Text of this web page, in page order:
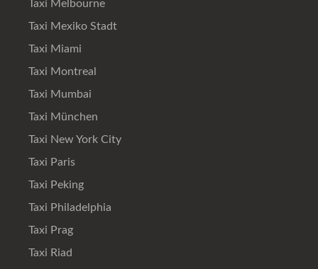
Taxi Melbourne
Taxi Mexiko Stadt
Taxi Miami
Taxi Montreal
Taxi Mumbai
Taxi München
Taxi New York City
Taxi Paris
Taxi Peking
Taxi Philadelphia
Taxi Prag
Taxi Riad